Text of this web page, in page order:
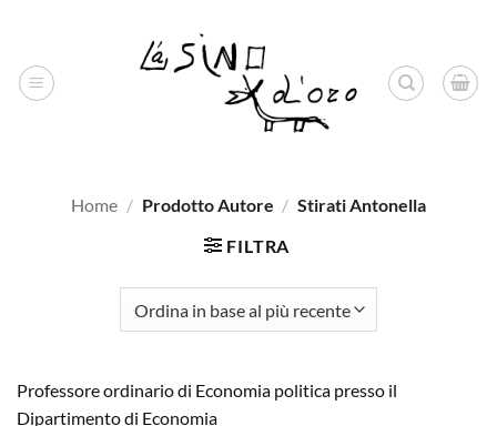
contenuti
Home / Prodotto Autore / Stirati Antonella
FILTRA
Professore ordinario di Economia politica presso il
Dipartimento di Economia